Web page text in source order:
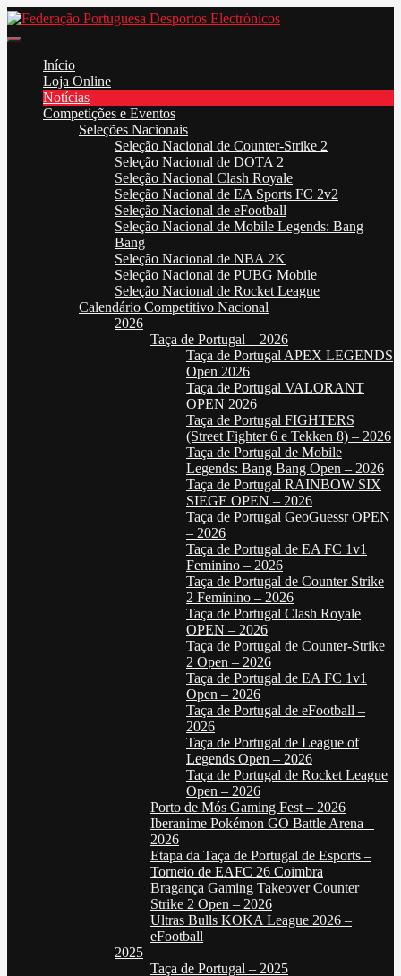
Skip
to
Início
Loja Online
Notícias
Competições e Eventos
Seleções Nacionais
Seleção Nacional de Counter-Strike 2
Seleção Nacional de DOTA 2
Seleção Nacional Clash Royale
Seleção Nacional de EA Sports FC 2v2
Seleção Nacional de eFootball
Seleção Nacional de Mobile Legends: Bang
Bang
Seleção Nacional de NBA 2K
Seleção Nacional de PUBG Mobile
Seleção Nacional de Rocket League
Calendário Competitivo Nacional
2026
Taça de Portugal – 2026
Taça de Portugal APEX LEGENDS
Open 2026
Taça de Portugal VALORANT
OPEN 2026
Taça de Portugal FIGHTERS
(Street Fighter 6 e Tekken 8) – 2026
Taça de Portugal de Mobile
Legends: Bang Bang Open – 2026
Taça de Portugal RAINBOW SIX
SIEGE OPEN – 2026
Taça de Portugal GeoGuessr OPEN
– 2026
Taça de Portugal de EA FC 1v1
Feminino – 2026
Taça de Portugal de Counter Strike
2 Feminino – 2026
Taça de Portugal Clash Royale
OPEN – 2026
Taça de Portugal de Counter-Strike
2 Open – 2026
Taça de Portugal de EA FC 1v1
Open – 2026
Taça de Portugal de eFootball –
2026
Taça de Portugal de League of
Legends Open – 2026
Taça de Portugal de Rocket League
Open – 2026
Porto de Mós Gaming Fest – 2026
Iberanime Pokémon GO Battle Arena –
2026
Etapa da Taça de Portugal de Esports –
Torneio de EAFC 26 Coimbra
Bragança Gaming Takeover Counter
Strike 2 Open – 2026
Ultras Bulls KOKA League 2026 –
eFootball
2025
Taça de Portugal – 2025